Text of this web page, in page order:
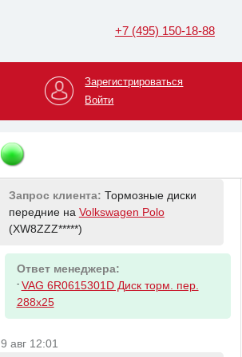
+7 (495) 150-18-88
Зарегистрироваться
Войти
Патрон лампы на
Ответ менеджера:
Запрос клиента: Тормозные диски
передние на Volkswagen Polo
(XW8ZZZ*****)
Ответ менеджера:
- VAG 6R0615301D Диск торм. пер.
288x25
9 авг 12:01